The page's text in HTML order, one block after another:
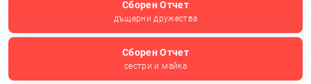
Сборен Отчет
дъщерни дружества
Сборен Отчет
сестри и майка